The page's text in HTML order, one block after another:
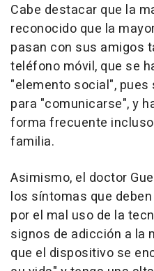
Cabe destacar que la
reconocido que la
pasan con sus amigos
teléfono móvil, que se
"elemento social",
para "comunicarse", y
forma frecuente
familia.
Asimismo, el doctor
los síntomas que
por el mal uso de la
signos de adicción a la
que el dispositivo se